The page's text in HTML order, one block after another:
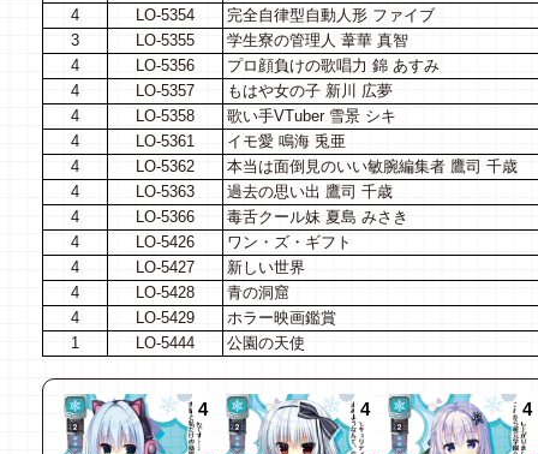
4
LO-5354
完全自律型自動人形 ファイブ
3
LO-5355
学生寮の管理人 葦華 真智
4
LO-5356
プロ顔負けの歌唱力 錦 あすみ
4
LO-5357
もはや女の子 新川 広夢
4
LO-5358
歌い手VTuber 雪景 シキ
4
LO-5361
イモ愛 鳴海 兎亜
4
LO-5362
本当は面倒見のいい敏腕編集者 鷹司 千歳
4
LO-5363
過去の思い出 鷹司 千歳
4
LO-5366
毒舌クール妹 夏島 みさき
4
LO-5426
ワン・ズ・ギフト
4
LO-5427
新しい世界
4
LO-5428
青の洞窟
4
LO-5429
ホラー映画鑑賞
1
LO-5444 公園の天使
4 4 4